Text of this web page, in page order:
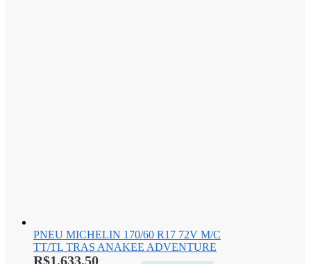
PNEU MICHELIN 170/60 R17 72V M/C
TT/TL TRAS ANAKEE ADVENTURE
R$1.633,50